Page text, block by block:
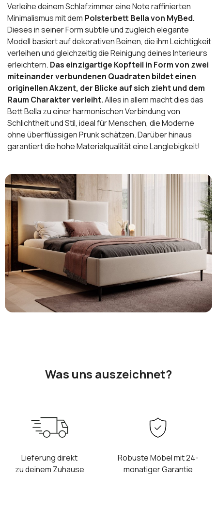
Verleihe deinem Schlafzimmer eine Note raffinierten
Minimalismus mit dem Polsterbett Bella von MyBed.
Dieses in seiner Form subtile und zugleich elegante
Modell basiert auf dekorativen Beinen, die ihm Leichtigkeit
verleihen und gleichzeitig die Reinigung deines Interieurs
erleichtern. Das einzigartige Kopfteil in Form von zwei
miteinander verbundenen Quadraten bildet einen
originellen Akzent, der Blicke auf sich zieht und dem
Raum Charakter verleiht.Alles in allem macht dies das
Bett Bella zu einer harmonischen Verbindung von
Schlichtheit und Stil, ideal für Menschen, die Moderne
ohne überflüssigen Prunk schätzen. Darüber hinaus
garantiert die hohe Materialqualität eine Langlebigkeit!
Was uns auszeichnet?
Lieferung direkt
zu deinem Zuhause
Robuste Möbel mit 24-
monatiger Garantie